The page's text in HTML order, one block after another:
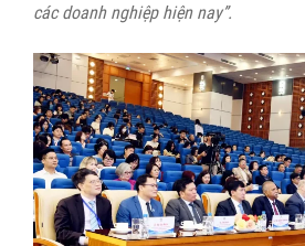
các doanh nghiệp hiện nay”.